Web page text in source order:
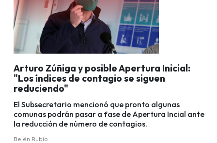
Arturo Zúñiga y posible Apertura Inicial:
"Los índices de contagio se siguen
reduciendo"
El Subsecretario mencionó que pronto algunas
comunas podrán pasar a fase de Apertura Incial ante
la reducción de número de contagios.
Belén Rubio